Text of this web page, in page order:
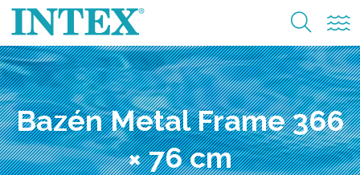
Bazén Metal Frame 366
× 76 cm